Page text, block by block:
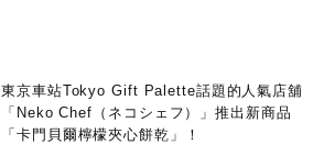
東京車站Tokyo Gift Palette話題的人氣店舖
「Neko Chef（ネコシェフ）」推出新商品
「卡門貝爾檸檬夾心餅乾」！